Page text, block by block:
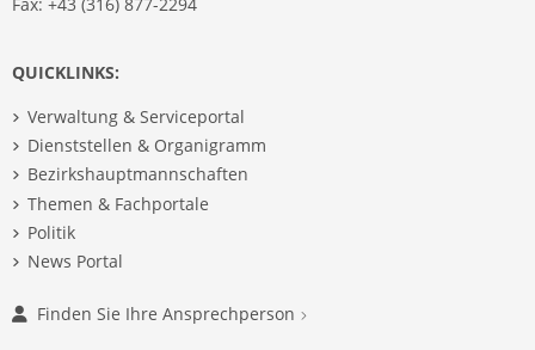
QUICKLINKS:
Verwaltung & Serviceportal
Dienststellen & Organigramm
Bezirkshauptmannschaften
Themen & Fachportale
Politik
News Portal
Finden Sie Ihre Ansprechperson